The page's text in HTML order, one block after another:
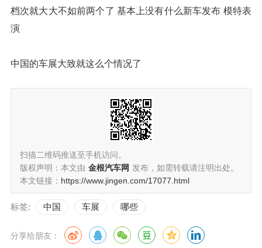
档次就大大不如前两个了 基本上没有什么新车发布 模特表
演
中国的车展大致就这么个情况了
扫描二维码推送至手机访问。
版权声明：本文由 金根汽车网 发布，如需转载请注明出处。
本文链接： https://www.jingen.com/17077.html
标签: 中国 车展 哪些
分享给朋友：